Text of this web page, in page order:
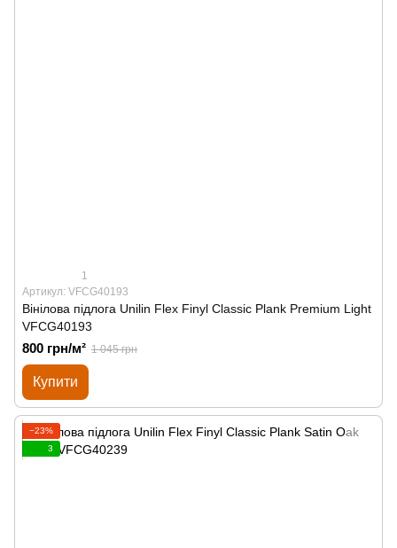
1
Артикул: VFCG40193
Вінілова підлога Unilin Flex Finyl Classic Plank Premium Light
VFCG40193
800 грн/м² 1 045 грн
Купити
−23%
3